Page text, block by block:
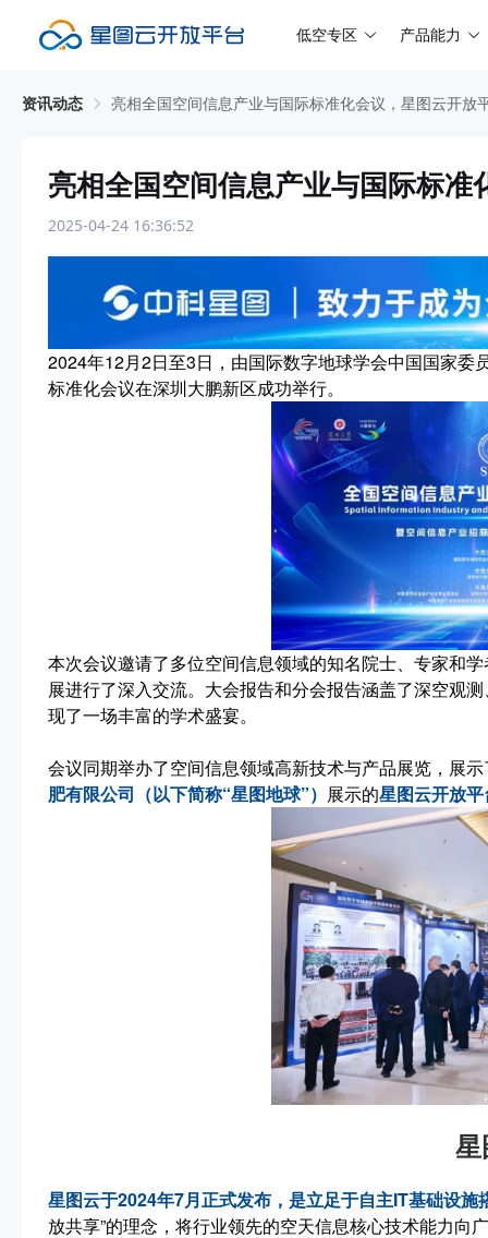
低空专区 产品能力
资讯动态 亮相全国空间信息产业与国际标准化会议，星图云开放
亮相全国空间信息产业与国际标
2025-04-24 16:36:52
2024年12月2日至3日，由国际数字地球学会中国国家
标准化会议在深圳大鹏新区成功举行。
本次会议邀请了多位空间信息领域的知名院士、专家和
展进行了深入交流。大会报告和分会报告涵盖了深空观
现了一场丰富的学术盛宴。
会议同期举办了空间信息领域高新技术与产品展览，展
肥有限公司（以下简称“星图地球”） 展示的星图云开放平
星图云于2024年7月正式发布，是立足于自主IT基础设
放共享”的理念，将行业领先的空天信息核心技术能力